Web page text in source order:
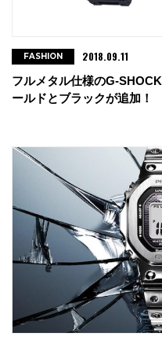
フルメタル仕様のG-
ールドとブラックが追加！
FASHION 2018.09.11